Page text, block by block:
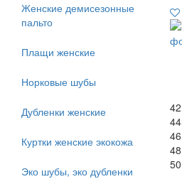
Женские демисезонные
пальто
Плащи женские
Норковые шубы
Дубленки женские
Куртки женские экокожа
Эко шубы, эко дубленки
42
44
46
48
50